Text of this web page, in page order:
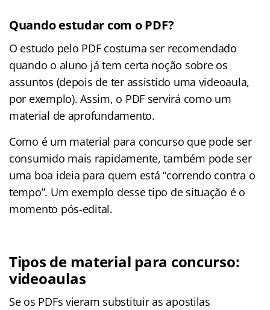
Quando estudar com o PDF?
O estudo pelo PDF costuma ser recomendado
quando o aluno já tem certa noção sobre os
assuntos (depois de ter assistido uma videoaula,
por exemplo). Assim, o PDF servirá como um
material de aprofundamento.
Como é um material para concurso que pode ser
consumido mais rapidamente, também pode ser
uma boa ideia para quem está “correndo contra o
tempo”. Um exemplo desse tipo de situação é o
momento pós-edital.
Tipos de material para concurso:
videoaulas
Se os PDFs vieram substituir as apostilas